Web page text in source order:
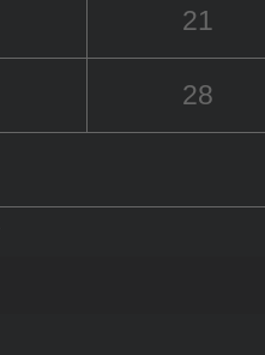
21
28